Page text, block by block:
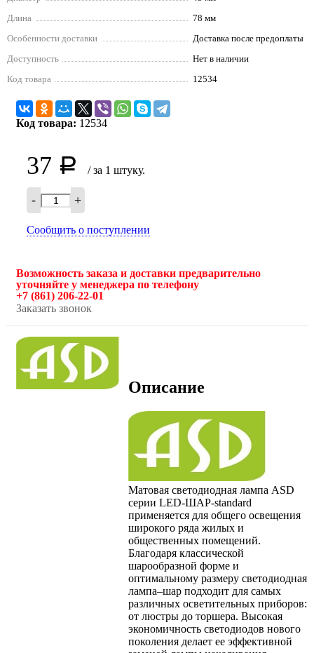
Длина
78 мм
Особенности доставки
Доставка после предоплаты
Доступность
Нет в наличии
Код товара
12534
Код товара: 12534
37 Р / за 1 штуку.
- +
Сообщить о поступлении
Возможность заказа и доставки предварительно
уточняйте у менеджера по телефону
+7 (861) 206-22-01
Заказать звонок
Описание
Матовая светодиодная лампа ASD
серии LED-ШАР-standard
применяется для общего освещения
широкого ряда жилых и
общественных помещений.
Благодаря классической
шарообразной форме и
оптимальному размеру светодиодная
лампа–шар подходит для самых
различных осветительных приборов:
от люстры до торшера. Высокая
экономичность светодиодов нового
поколения делает ее эффективной